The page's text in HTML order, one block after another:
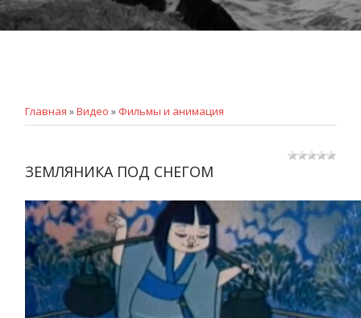
Главная »Видео » Фильмы и анимация
ЗЕМЛЯНИКА ПОД СНЕГОМ